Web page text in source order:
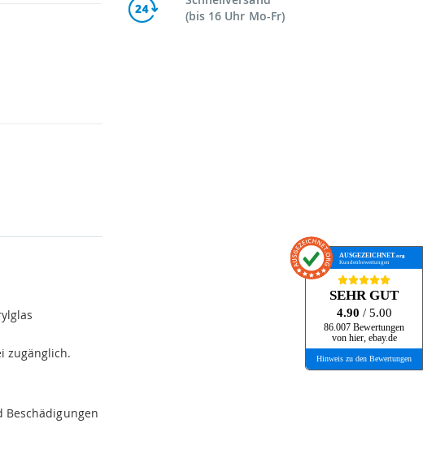
zugänglich.
Beschädigungen
(bis 16 Uhr Mo-Fr)
AUSGEZEICHNET.org
Kundenbewertungen
SEHR GUT
4.90 / 5.00
86.007 Bewertungen
von hier, ebay.de
Hinweis zu den Bewertungen